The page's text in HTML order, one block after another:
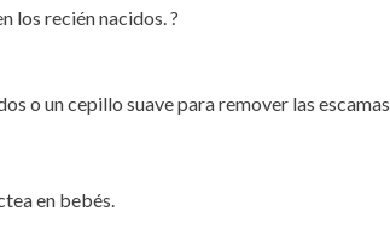
los recién nacidos. ?
o un cepillo suave para remover las escamas.
en bebés.